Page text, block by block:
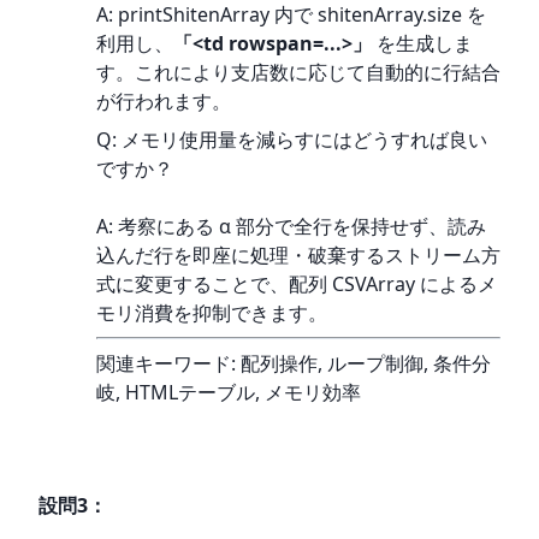
A: printShitenArray 内で shitenArray.size を
利用し、
「<td rowspan=...>」
を生成しま
す。これにより支店数に応じて自動的に行結合
が行われます。
Q: メモリ使用量を減らすにはどうすれば良い
ですか？
A: 考察にある α 部分で全行を保持せず、読み
込んだ行を即座に処理・破棄するストリーム方
式に変更することで、配列 CSVArray によるメ
モリ消費を抑制できます。
関連キーワード: 配列操作, ループ制御, 条件分
岐, HTMLテーブル, メモリ効率
設問3 ：